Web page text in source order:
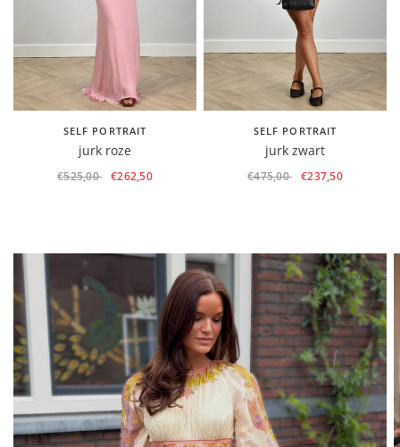
SELF PORTRAIT
jurk roze
€525,00 €262,50
SELF PORTRAIT
jurk zwart
€475,00 €237,50